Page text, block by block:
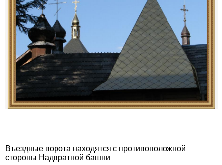
Въездные ворота находятся с противоположной
стороны Надвратной башни.